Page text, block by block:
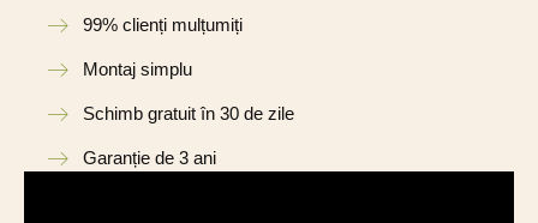
99% clienți mulțumiți
Montaj simplu
Schimb gratuit în 30 de zile
Garanție de 3 ani